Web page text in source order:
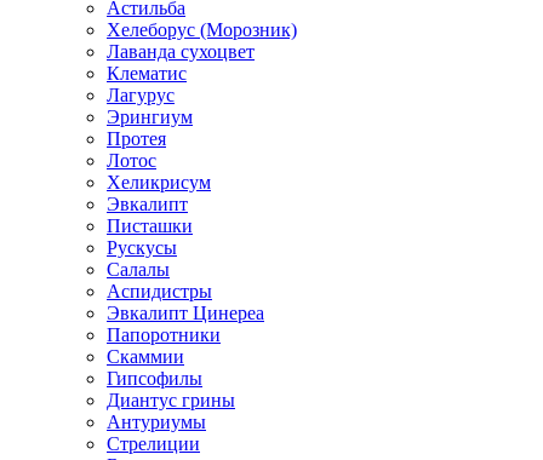
Астильба
Хелеборус (Морозник)
Лаванда сухоцвет
Клематис
Лагурус
Эрингиум
Протея
Лотос
Хеликрисум
Эвкалипт
Писташки
Рускусы
Салалы
Аспидистры
Эвкалипт Цинереа
Папоротники
Скаммии
Гипсофилы
Диантус грины
Антуриумы
Стрелиции